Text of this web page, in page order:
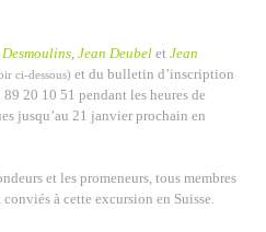
Jean Deubel et Jean
ci-dessous) et du bulletin d’inscription
20 10 51 pendant les heures de
jusqu’au 21 janvier prochain en
et les promeneurs, tous membres
à cette excursion en Suisse.